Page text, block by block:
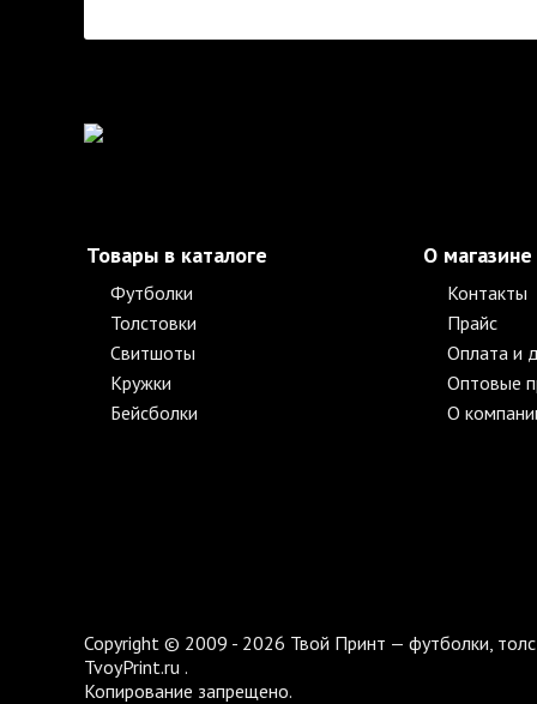
Товары в каталоге
Футболки
Толстовки
Свитшоты
Кружки
Бейсболки
О магазине
Контакты
Прайс
Оплата и
Оптовые
О
Copyright © 2009 - 2026 Твой Принт — футболки,
TvoyPrint.ru .
Копирование запрещено.